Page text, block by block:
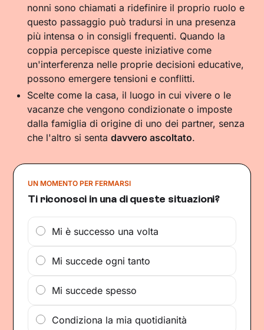
nonni sono chiamati a ridefinire il proprio ruolo e
questo passaggio può tradursi in una presenza
più intensa o in consigli frequenti. Quando la
coppia percepisce queste iniziative come
un'interferenza nelle proprie decisioni educative,
possono emergere tensioni e conflitti.
Scelte come la casa, il luogo in cui vivere o le
vacanze che vengono condizionate o imposte
dalla famiglia di origine di uno dei partner, senza
che l'altro si sentadavvero ascoltato.
UN MOMENTO PER FERMARSI
Ti riconosci in una di queste situazioni?
Mi è successo una volta
Mi succede ogni tanto
Mi succede spesso
Condiziona la mia quotidianità